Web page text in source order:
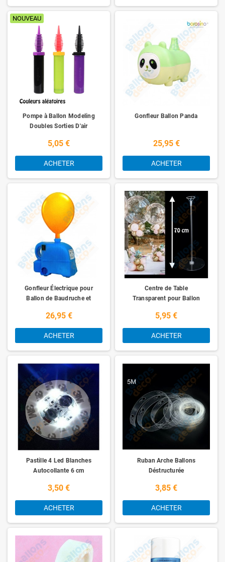
NOUVEAU
Pompe à Ballon Modeling
Doubles Sorties D'air
5,05 €
ACHETER
Gonfleur Ballon Panda
25,95 €
ACHETER
Gonfleur Électrique pour
Ballon de Baudruche et
26,95 €
ACHETER
Centre de Table
Transparent pour Ballon
5,95 €
ACHETER
Pastille 4 Led Blanches
Autocollante 6 cm
3,50 €
ACHETER
Ruban Arche Ballons
Déstructurée
3,85 €
ACHETER